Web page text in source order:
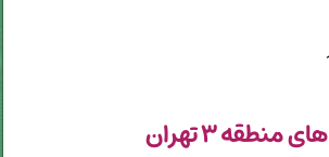
۳ تهران